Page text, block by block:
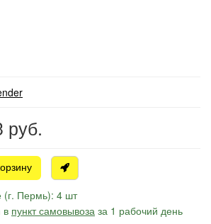
руб.
(г. Пермь): 4 шт
в пункт самовывоза за 1 рабочий день